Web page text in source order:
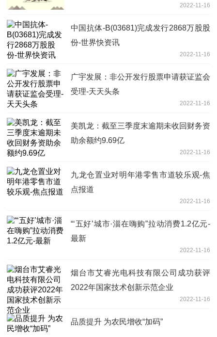
2022-11-16
中国抗体-B(03681)完成发行2868万股股
份-世界快资讯
2022-11-16
广宇发展：非公开发行股票申请获证监会
受理-天天头条
2022-11-16
美凯龙：截至三季度末逾期未收回财务资
助余额约9.69亿
2022-11-16
九龙仓置业对明年港零售市道较乐观-焦
点报道
2022-11-16
“‘五好’城市·淄在嗨购”拉动消费1.2亿元-
最新
2022-11-16
烟台市艾睿光电科技有限公司成功获评
2022年国家技术创新示范企业
2022-11-16
品质提升 为农民增收“加码”